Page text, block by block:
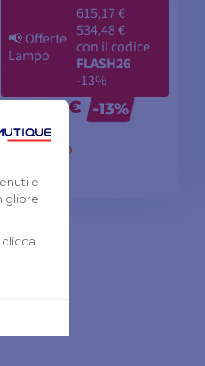
📢Offerte
Lampo
615,17 €
534,48 €
con il codice
FLASH26
-13%
584,48 €
615,17 €
-13%
ESAURITO